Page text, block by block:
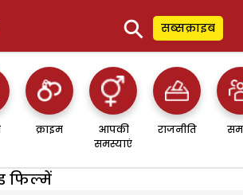
⚲ सब्सक्राइब
क्राइम
आपकी
समस्याएं
राजनीति
फिल्में